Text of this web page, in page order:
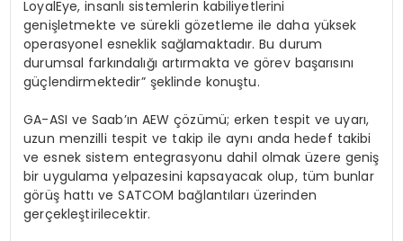
LoyalEye, insanlı sistemlerin kabiliyetlerini
genişletmekte ve sürekli gözetleme ile daha yüksek
operasyonel esneklik sağlamaktadır. Bu durum
durumsal farkındalığı artırmakta ve görev başarısını
güçlendirmektedir” şeklinde konuştu.
GA-ASI ve Saab’ın AEW çözümü; erken tespit ve uyarı,
uzun menzilli tespit ve takip ile aynı anda hedef takibi
ve esnek sistem entegrasyonu dahil olmak üzere geniş
bir uygulama yelpazesini kapsayacak olup, tüm bunlar
görüş hattı ve SATCOM bağlantıları üzerinden
gerçekleştirilecektir.